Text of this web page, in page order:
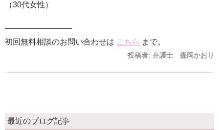
（30代女性）
————————–
初回無料相談のお問い合わせは こちら まで。
投稿者: 弁護士 森岡かおり
最近のブログ記事